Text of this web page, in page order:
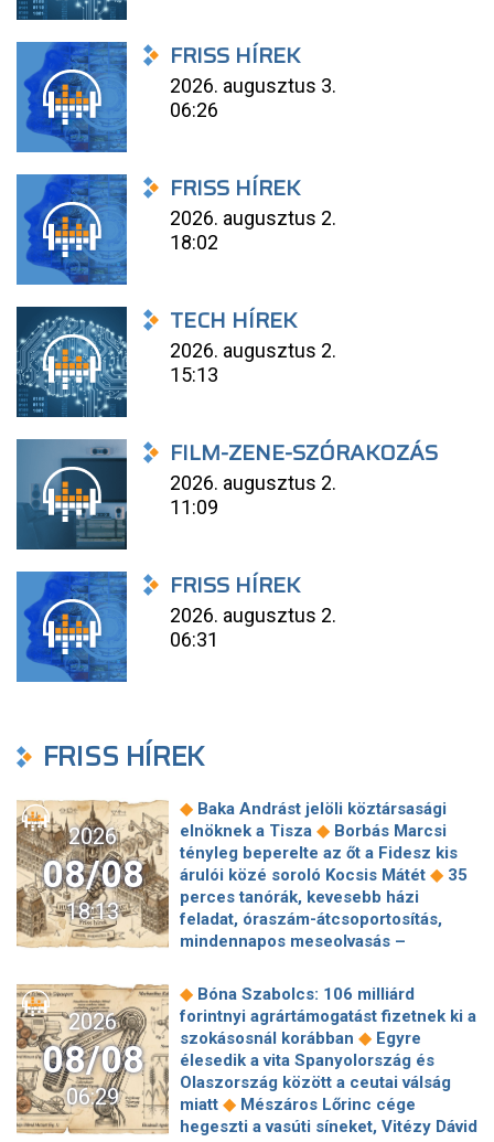
FRISS HÍREK
2026. augusztus 3.
06:26
FRISS HÍREK
2026. augusztus 2.
18:02
TECH HÍREK
2026. augusztus 2.
15:13
FILM-ZENE-SZÓRAKOZÁS
2026. augusztus 2.
11:09
FRISS HÍREK
2026. augusztus 2.
06:31
FRISS HÍREK
2026
08/08
18:13
◆ Baka Andrást jelöli köztársasági
elnöknek a Tisza ◆ Borbás Marcsi
tényleg beperelte az őt a Fidesz kis
árulói közé soroló Kocsis Mátét ◆ 35
perces tanórák, kevesebb házi
feladat, óraszám-átcsoportosítás,
mindennapos meseolvasás –
tagozatos javaslatcsomagja
Lemond és az egyetemről is távozik
az Ádám Zoltánt kirúgó corvinusos
rektorhelyettes◆
Katasztrófavédelem: Ez már nekünk is
sok! És sajnos nem látjuk a végét ◆
Nem fizeti vissza a vételárat a zuglói
2026
08/08
06:29
◆ Bóna Szabolcs: 106 milliárd
forintnyi agrártámogatást fizetnek ki a
szokásosnál korábban ◆ Egyre
élesedik a vita Spanyolország és
Olaszország között a ceutai válság
miatt ◆ Mészáros Lőrinc cége
hegeszti a vasúti síneket, Vitézy Dávid